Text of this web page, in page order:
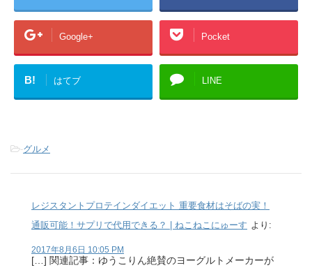
Google+ Pocket
B! はてブ LINE
-グルメ
レジスタントプロテインダイエット 重要食材はそばの実！
通販可能！サプリで代用できる？ | ねこねこにゅーす より:
2017年8月6日 10:05 PM
[…] 関連記事：ゆうこりん絶賛のヨーグルトメーカーが